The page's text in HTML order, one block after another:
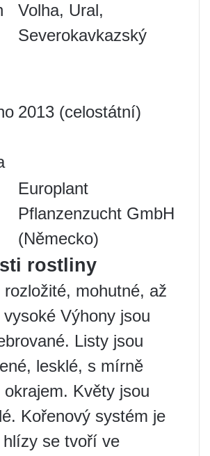
Volha, Ural,
Severokavkazský
2013 (celostátní)
Europlant
Pflanzenzucht GmbH
(Německo)
rostliny
rozložité, mohutné, až
Výhony jsou
Listy jsou
lesklé, s mírně
okrajem. Květy jsou
Kořenový systém je
se tvoří ve